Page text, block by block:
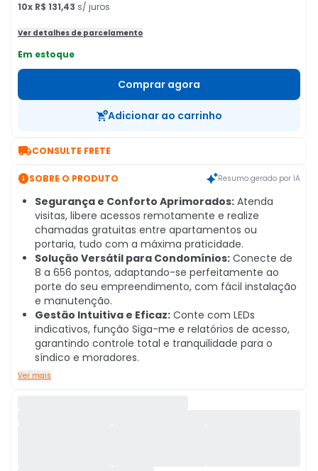
10x R$ 131,43 s/ juros
Ver detalhes de parcelamento
Em estoque
Comprar agora
Adicionar ao carrinho
CONSULTE FRETE
SOBRE O PRODUTO Resumo gerado por IA
Segurança e Conforto Aprimorados: Atenda
visitas, libere acessos remotamente e realize
chamadas gratuitas entre apartamentos ou
portaria, tudo com a máxima praticidade.
Solução Versátil para Condomínios: Conecte de
8 a 656 pontos, adaptando-se perfeitamente ao
porte do seu empreendimento, com fácil instalação
e manutenção.
Gestão Intuitiva e Eficaz: Conte com LEDs
indicativos, função Siga-me e relatórios de acesso,
garantindo controle total e tranquilidade para o
síndico e moradores.
Ver mais